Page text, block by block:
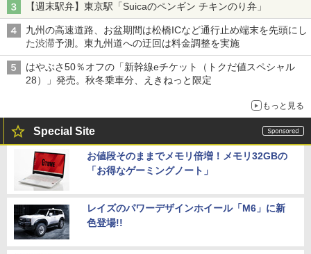
【週末駅弁】東京駅「Suicaのペンギン チキンのり弁」
九州の高速道路、お盆期間は松橋ICなど通行止め端末を先頭にし
た渋滞予測。東九州道への迂回は料金調整を実施
はやぶさ50％オフの「新幹線eチケット（トクだ値スペシャル
28）」発売。秋冬乗車分、えきねっと限定
もっと見る
Special Site
お値段そのままでメモリ倍増！メモリ32GBの
「お得なゲーミングノート」
レイズのパワーデザインホイール「M6」に新
色登場!!